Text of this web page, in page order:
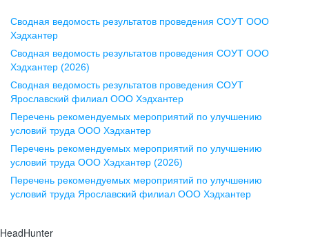
Воронеж
ул. Комиссаржевской, д. 10,
офис 1212
+7 473 280-05-05
pr@vrn.hh.ru
ул. Спартаковская, д. 2А, этаж 3,
помещение 15
+7 843 212-12-50
Сводная ведомость результатов проведения СОУТ ООО
Хэдхантер
Сводная ведомость результатов проведения СОУТ ООО
Хэдхантер (2026)
Сводная ведомость результатов проведения СОУТ
Ярославский филиал ООО Хэдхантер
Перечень рекомендуемых мероприятий по улучшению
условий труда ООО Хэдхантер
Перечень рекомендуемых мероприятий по улучшению
условий труда ООО Хэдхантер (2026)
Перечень рекомендуемых мероприятий по улучшению
условий труда Ярославский филиал ООО Хэдхантер
HeadHunter